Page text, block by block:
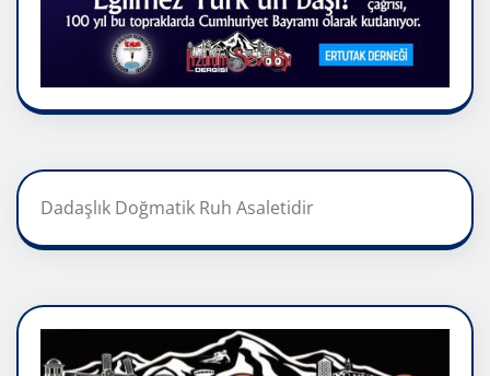
Dadaşlık Doğmatik Ruh Asaletidir